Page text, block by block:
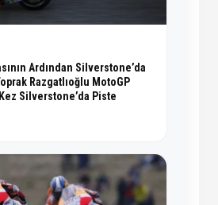
Ardından Silverstone’da
Razgatlıoğlu MotoGP
Silverstone’da Piste